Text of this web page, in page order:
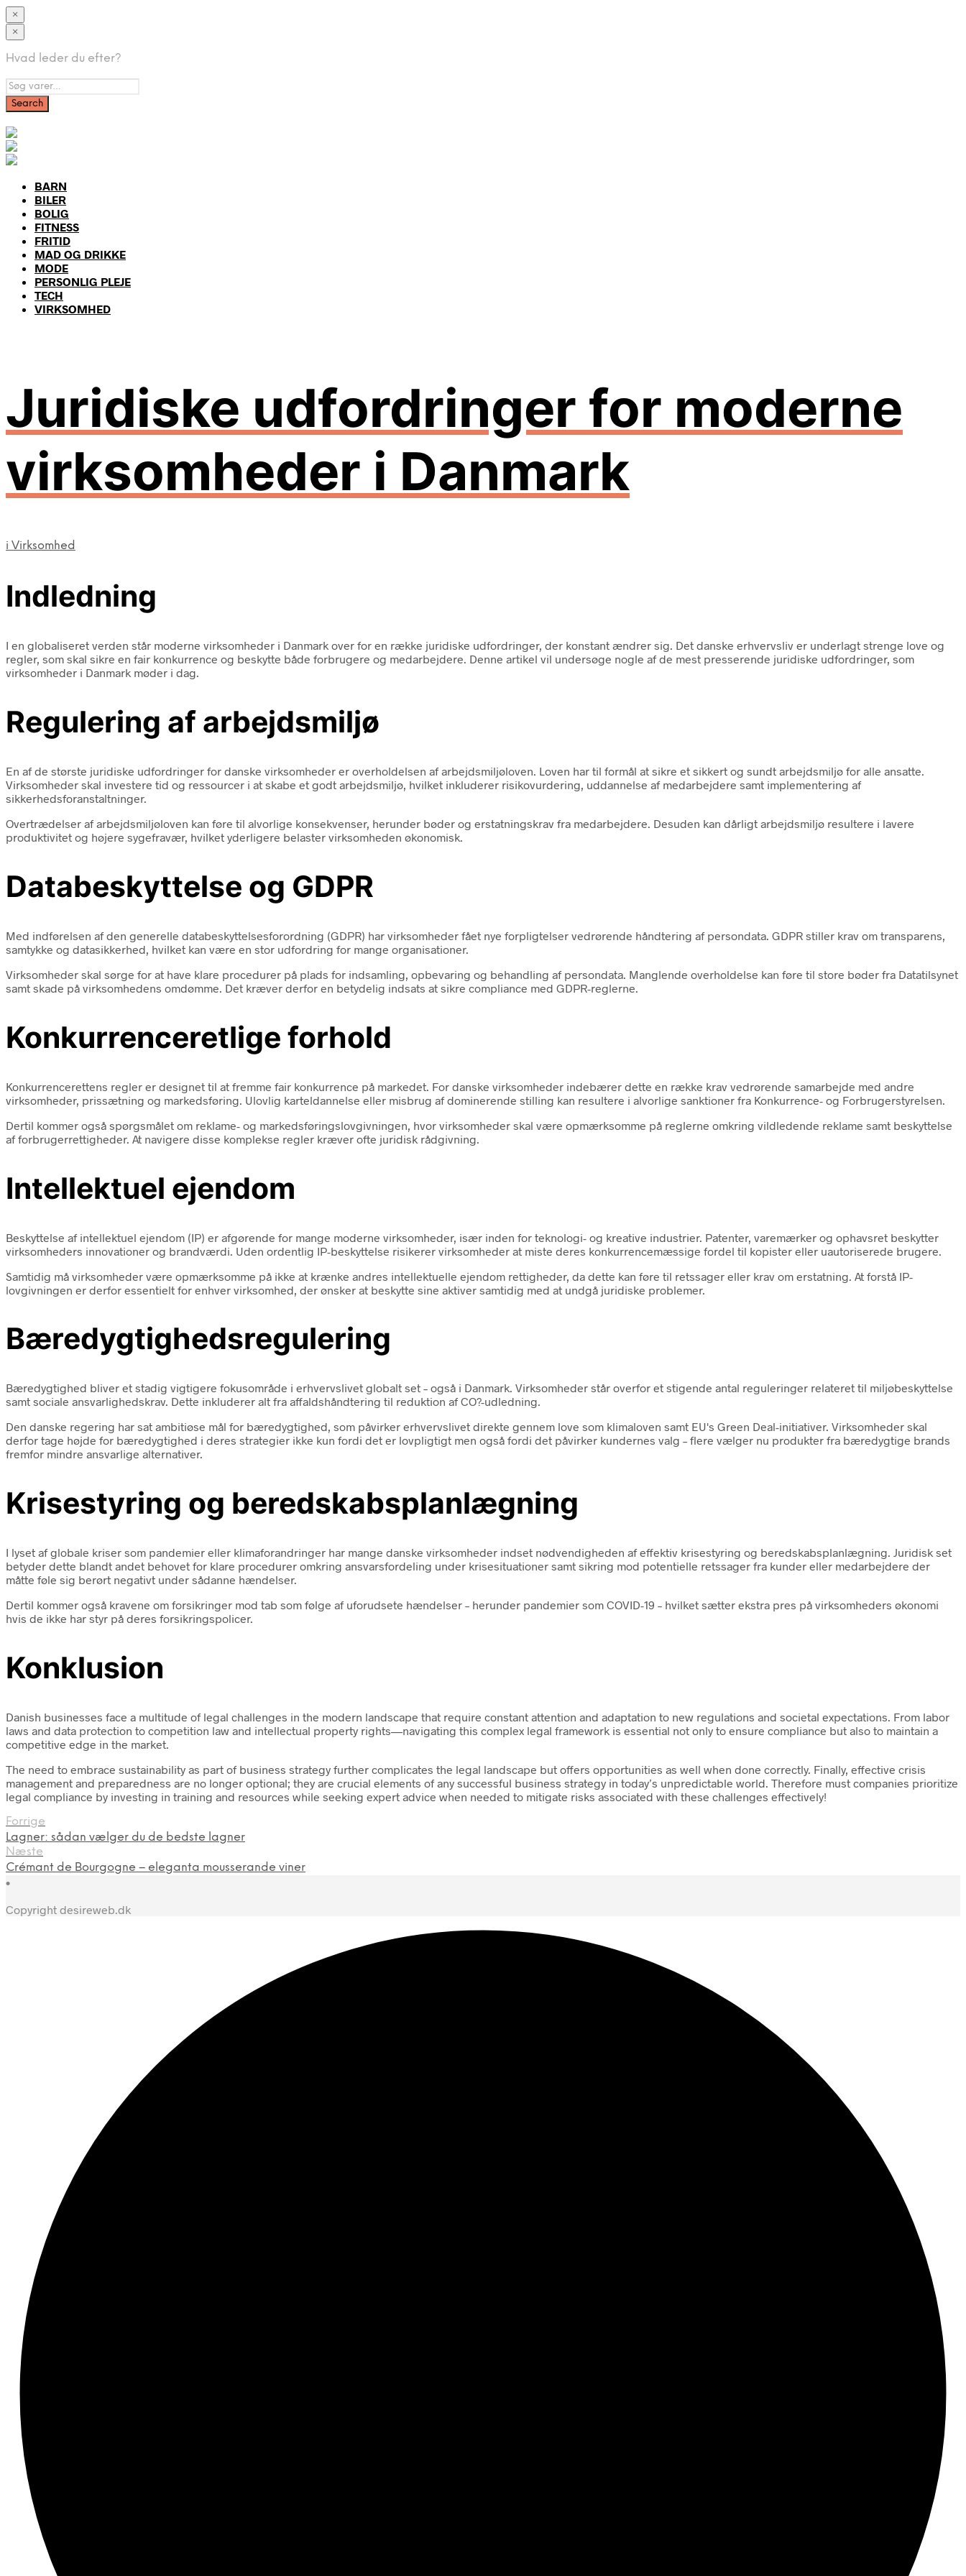
×
×
Hvad leder du efter?
BARN
BILER
BOLIG
FITNESS
FRITID
MAD OG DRIKKE
MODE
PERSONLIG PLEJE
TECH
VIRKSOMHED
Juridiske udfordringer for moderne
virksomheder i Danmark
i Virksomhed
Indledning
I en globaliseret verden står moderne virksomheder i Danmark over for en række juridiske udfordringer, der konstant ændrer sig. Det danske erhvervsliv er underlagt strenge love og
regler, som skal sikre en fair konkurrence og beskytte både forbrugere og medarbejdere. Denne artikel vil undersøge nogle af de mest presserende juridiske udfordringer, som
virksomheder i Danmark møder i dag.
Regulering af arbejdsmiljø
En af de største juridiske udfordringer for danske virksomheder er overholdelsen af arbejdsmiljøloven. Loven har til formål at sikre et sikkert og sundt arbejdsmiljø for alle ansatte.
Virksomheder skal investere tid og ressourcer i at skabe et godt arbejdsmiljø, hvilket inkluderer risikovurdering, uddannelse af medarbejdere samt implementering af
sikkerhedsforanstaltninger.
Overtrædelser af arbejdsmiljøloven kan føre til alvorlige konsekvenser, herunder bøder og erstatningskrav fra medarbejdere. Desuden kan dårligt arbejdsmiljø resultere i lavere
produktivitet og højere sygefravær, hvilket yderligere belaster virksomheden økonomisk.
Databeskyttelse og GDPR
Med indførelsen af den generelle databeskyttelsesforordning (GDPR) har virksomheder fået nye forpligtelser vedrørende håndtering af persondata. GDPR stiller krav om transparens,
samtykke og datasikkerhed, hvilket kan være en stor udfordring for mange organisationer.
Virksomheder skal sørge for at have klare procedurer på plads for indsamling, opbevaring og behandling af persondata. Manglende overholdelse kan føre til store bøder fra Datatilsynet
samt skade på virksomhedens omdømme. Det kræver derfor en betydelig indsats at sikre compliance med GDPR-reglerne.
Konkurrenceretlige forhold
Konkurrencerettens regler er designet til at fremme fair konkurrence på markedet. For danske virksomheder indebærer dette en række krav vedrørende samarbejde med andre
virksomheder, prissætning og markedsføring. Ulovlig karteldannelse eller misbrug af dominerende stilling kan resultere i alvorlige sanktioner fra Konkurrence- og Forbrugerstyrelsen.
Dertil kommer også spørgsmålet om reklame- og markedsføringslovgivningen, hvor virksomheder skal være opmærksomme på reglerne omkring vildledende reklame samt beskyttelse
af forbrugerrettigheder. At navigere disse komplekse regler kræver ofte juridisk rådgivning.
Intellektuel ejendom
Beskyttelse af intellektuel ejendom (IP) er afgørende for mange moderne virksomheder, især inden for teknologi- og kreative industrier. Patenter, varemærker og ophavsret beskytter
virksomheders innovationer og brandværdi. Uden ordentlig IP-beskyttelse risikerer virksomheder at miste deres konkurrencemæssige fordel til kopister eller uautoriserede brugere.
Samtidig må virksomheder være opmærksomme på ikke at krænke andres intellektuelle ejendom rettigheder, da dette kan føre til retssager eller krav om erstatning. At forstå IP-
lovgivningen er derfor essentielt for enhver virksomhed, der ønsker at beskytte sine aktiver samtidig med at undgå juridiske problemer.
Bæredygtighedsregulering
Bæredygtighed bliver et stadig vigtigere fokusområde i erhvervslivet globalt set – også i Danmark. Virksomheder står overfor et stigende antal reguleringer relateret til miljøbeskyttelse
samt sociale ansvarlighedskrav. Dette inkluderer alt fra affaldshåndtering til reduktion af CO?-udledning.
Den danske regering har sat ambitiøse mål for bæredygtighed, som påvirker erhvervslivet direkte gennem love som klimaloven samt EU's Green Deal-initiativer. Virksomheder skal
derfor tage højde for bæredygtighed i deres strategier ikke kun fordi det er lovpligtigt men også fordi det påvirker kundernes valg – flere vælger nu produkter fra bæredygtige brands
fremfor mindre ansvarlige alternativer.
Krisestyring og beredskabsplanlægning
I lyset af globale kriser som pandemier eller klimaforandringer har mange danske virksomheder indset nødvendigheden af effektiv krisestyring og beredskabsplanlægning. Juridisk set
betyder dette blandt andet behovet for klare procedurer omkring ansvarsfordeling under krisesituationer samt sikring mod potentielle retssager fra kunder eller medarbejdere der
måtte føle sig berørt negativt under sådanne hændelser.
Dertil kommer også kravene om forsikringer mod tab som følge af uforudsete hændelser – herunder pandemier som COVID-19 – hvilket sætter ekstra pres på virksomheders økonomi
hvis de ikke har styr på deres forsikringspolicer.
Konklusion
Danish businesses face a multitude of legal challenges in the modern landscape that require constant attention and adaptation to new regulations and societal expectations. From labor
laws and data protection to competition law and intellectual property rights—navigating this complex legal framework is essential not only to ensure compliance but also to maintain a
competitive edge in the market.
The need to embrace sustainability as part of business strategy further complicates the legal landscape but offers opportunities as well when done correctly. Finally, effective crisis
management and preparedness are no longer optional; they are crucial elements of any successful business strategy in today’s unpredictable world. Therefore must companies prioritize
legal compliance by investing in training and resources while seeking expert advice when needed to mitigate risks associated with these challenges effectively!
Forrige
Lagner: sådan vælger du de bedste lagner
Næste
Crémant de Bourgogne – eleganta mousserande viner
•
Copyright desireweb.dk